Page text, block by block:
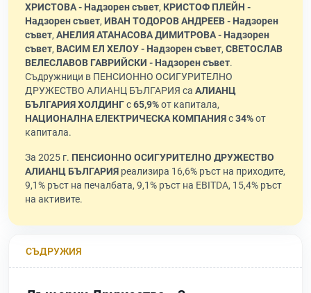
ХРИСТОВА - Надзорен съвет, КРИСТОФ ПЛЕЙН -
Надзорен съвет, ИВАН ТОДОРОВ АНДРЕЕВ - Надзорен
съвет, АНЕЛИЯ АТАНАСОВА ДИМИТРОВА - Надзорен
съвет, ВАСИМ ЕЛ ХЕЛОУ - Надзорен съвет, СВЕТОСЛАВ
ВЕЛЕСЛАВОВ ГАВРИЙСКИ - Надзорен съвет.
Съдружници в ПЕНСИОННО ОСИГУРИТЕЛНО
ДРУЖЕСТВО АЛИАНЦ БЪЛГАРИЯ са АЛИАНЦ
БЪЛГАРИЯ ХОЛДИНГс65,9%от капитала,
НАЦИОНАЛНА ЕЛЕКТРИЧЕСКА КОМПАНИЯс34%от
капитала.
За 2025 г. ПЕНСИОННО ОСИГУРИТЕЛНО ДРУЖЕСТВО
АЛИАНЦ БЪЛГАРИЯ реализира 16,6% ръст на приходите,
9,1% ръст на печалбата, 9,1% ръст на EBITDA, 15,4% ръст
на активите.
СЪДРУЖИЯ